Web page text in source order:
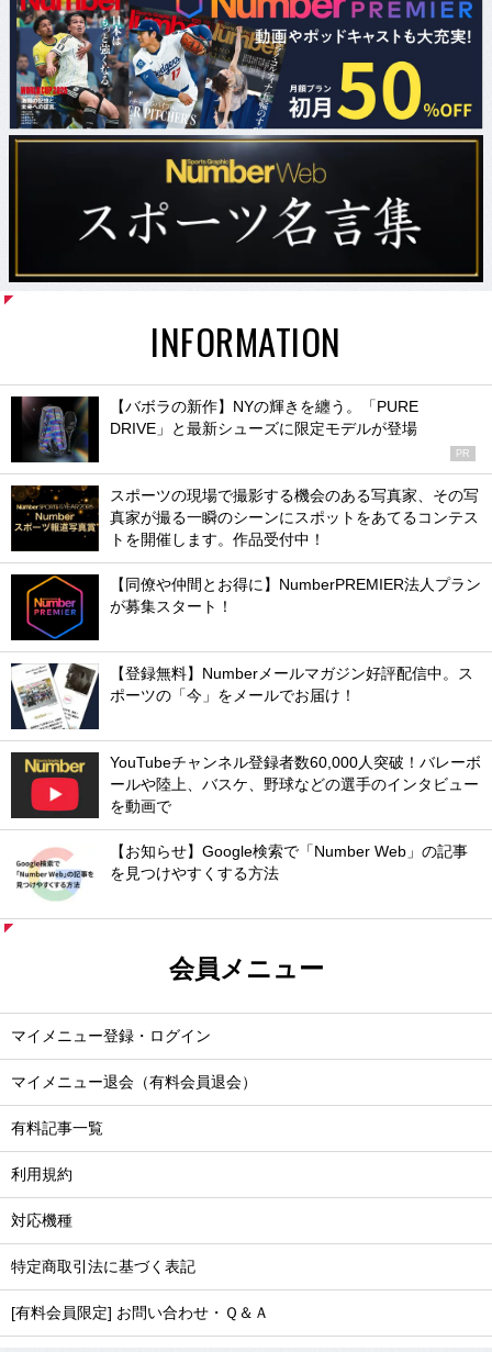
INFORMATION
【バボラの新作】NYの輝きを纏う。「PURE
DRIVE」と最新シューズに限定モデルが登場
PR
スポーツの現場で撮影する機会のある写真家、その写
真家が撮る一瞬のシーンにスポットをあてるコンテス
トを開催します。作品受付中！
【同僚や仲間とお得に】NumberPREMIER法人プラン
が募集スタート！
【登録無料】Numberメールマガジン好評配信中。ス
ポーツの「今」をメールでお届け！
YouTubeチャンネル登録者数60,000人突破！バレーボ
ールや陸上、バスケ、野球などの選手のインタビュー
を動画で
【お知らせ】Google検索で「Number Web」の記事
を見つけやすくする方法
会員メニュー
マイメニュー登録・ログイン
マイメニュー退会（有料会員退会）
有料記事一覧
利用規約
対応機種
特定商取引法に基づく表記
[有料会員限定] お問い合わせ・Ｑ＆Ａ